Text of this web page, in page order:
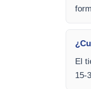
El
15-